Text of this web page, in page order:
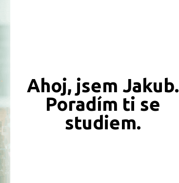
Ahoj, jsem Jakub.
Poradím ti se
studiem.
(1)
město (2)
Hradiště (1)